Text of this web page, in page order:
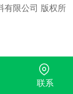
有限公司 版权所
联系